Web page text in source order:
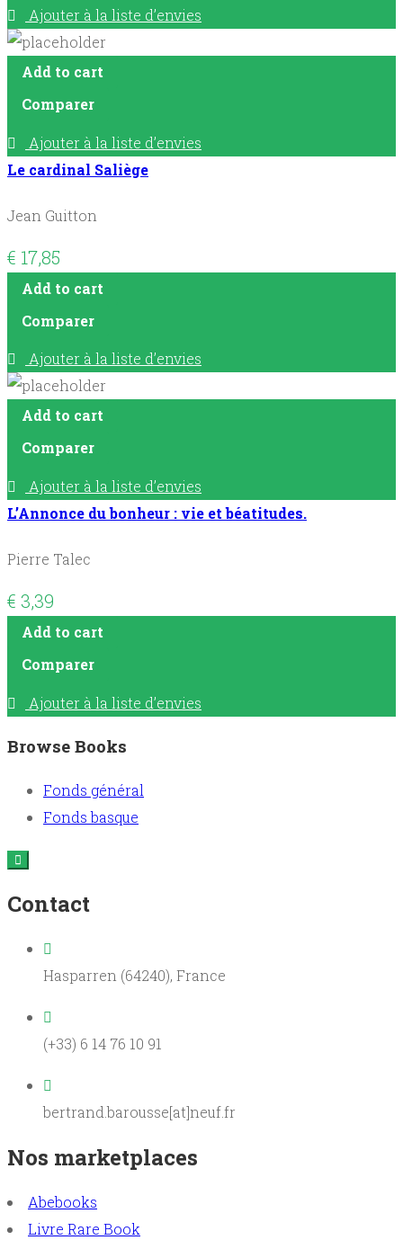
Ajouter à la liste d’envies
Add to cart
Comparer
Ajouter à la liste d’envies
Le cardinal Saliège
Jean Guitton
€ 17,85
Add to cart
Comparer
Ajouter à la liste d’envies
Add to cart
Comparer
Ajouter à la liste d’envies
L’Annonce du bonheur : vie et béatitudes.
Pierre Talec
€ 3,39
Add to cart
Comparer
Ajouter à la liste d’envies
Browse Books
Fonds général
Fonds basque
Contact
Hasparren (64240), France
(+33) 6 14 76 10 91
bertrand.barousse[at]neuf.fr
Nos marketplaces
Abebooks
Livre Rare Book